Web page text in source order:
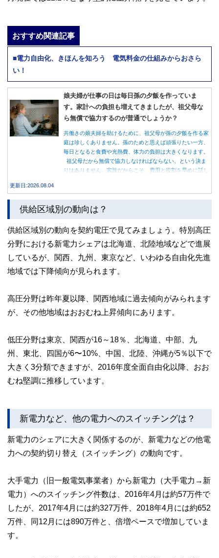
おすすめ関連記事
■電力自由化、きほんを知ろう 電気料金の仕組みからおさら
い！
娘夫婦が仕事の日は毎日孫の夕飯を作っていま
す。家計への負担も増えてきましたが、祖父母な
ら無償で協力するのが普通でしょうか？
共働きの娘夫婦を助けるために、祖父母が孫の夕飯を作る家
庭は珍しくありません。孫のためと思えば頑張りたい一方、
毎日となると食費や光熱費、体力の負担は大きくなります。
祖父母だから無償で協力しなければならない、という決ま
りはありません。家族だからこそ、費用と役割を早めに話し
更新日:2026.08.04
供給区域別の動向は？
供給区域別の動向を契約電圧で見てみましょう。特別高圧
分野における新電力シェアは北海道、北陸地域などで進展
しているが、関西、九州、東京など、いわゆる自由化先進
地域では下降傾向が見られます。
高圧分野は昨年夏以降、関西地域に過去傾向がみられます
が、その他地域はおおむね上昇傾向にあります。
低圧分野は東京、関西が16～18％、北海道、中部、九
州、東北、四国が6〜10%、中国、北陸、沖縄が5％以下で
大きく3分類できますが、2016年度全面自由化以降、おお
むね堅調に推移しています。
新電力など、他の電力へのスイッチングは？
新電力のシェアに大きく関係するのが、新電力などの他電
力への契約切り替え（スイッチング）の動向です。
大手電力（旧一般電気事業者）から新電力（大手電力→新
電力）へのスイッチング件数は、2016年4月は約57万件で
したが、2017年4月には約327万件、2018年4月には約652
万件、同12月には890万件と、倍増ペースで増加していま
す。